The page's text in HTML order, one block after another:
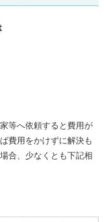
等へ依頼すると費用が
費用をかけずに解決も
合、少なくとも下記相